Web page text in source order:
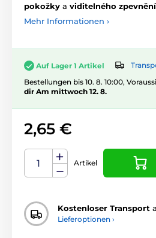
pokožky a viditelného
Mehr Informationen ›
Auf Lager 1 Artikel
Bestellungen bis 10. 8. 10:00,
dir Am mittwoch 12. 8.
2,65 €
Artikel
Kostenloser Transport
Lieferoptionen ›